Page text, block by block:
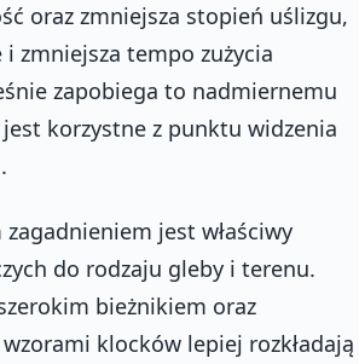
oraz zmniejsza stopień uślizgu,
zmniejsza tempo zużycia
zapobiega to nadmiernemu
korzystne z punktu widzenia
jest właściwy
do rodzaju gleby i terenu.
bieżnikiem oraz
klocków lepiej rozkładają